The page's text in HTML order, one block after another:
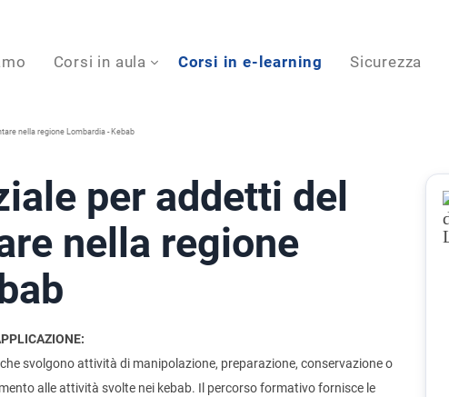
Corsi in aula Corsi in e-learning Sicurezza
nella regione Lombardia - Kebab
per addetti del
nella regione
svolgono attività di manipolazione, preparazione, conservazione o
alle attività svolte nei kebab. Il percorso formativo fornisce le